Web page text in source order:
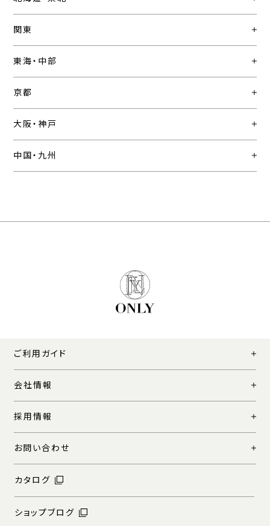
関東
東海・中部
京都
大阪・神戸
中国・九州
ご利用ガイド
会社情報
採用情報
お問い合わせ
カタログ
ショップブログ